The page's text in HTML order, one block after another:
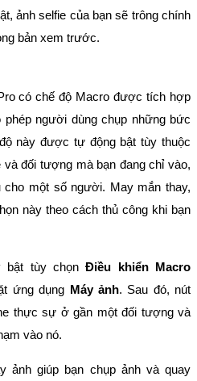
ảnh selfie của bạn sẽ trông chính
bản xem trước.
có chế độ Macro được tích hợp
phép người dùng chụp những bức
này được tự động bật tùy thuộc
đối tượng mà bạn đang chỉ vào,
một số người. May mắn thay,
này theo cách thủ công khi bạn
bật tùy chọnĐiều khiển Macro
ứng dụng Máy ảnh. Sau đó, nút
thực sự ở gần một đối tượng và
vào nó.